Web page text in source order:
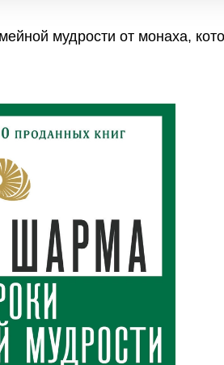
мудрости от монаха,